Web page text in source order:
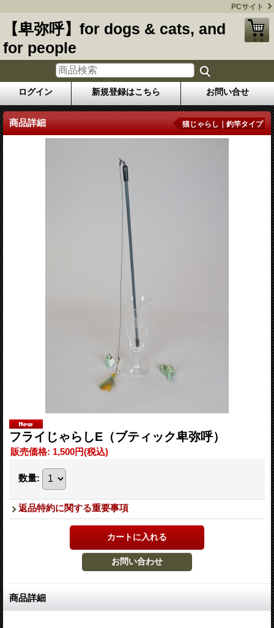
PCサイト
【卑弥呼】for dogs & cats, and
for people
ログイン 新規登録はこちら お問い合せ
商品詳細 猫じゃらし｜釣竿タイプ
フライじゃらしE（ブティック卑弥呼）
販売価格: 1,500円(税込)
数量:
返品特約に関する重要事項
商品詳細